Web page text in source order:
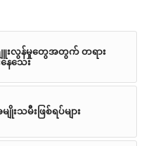
ျူးလွန်မှုတွေအတွက် တရား
ေသေး
သမီးဖြစ်ရပ်များ